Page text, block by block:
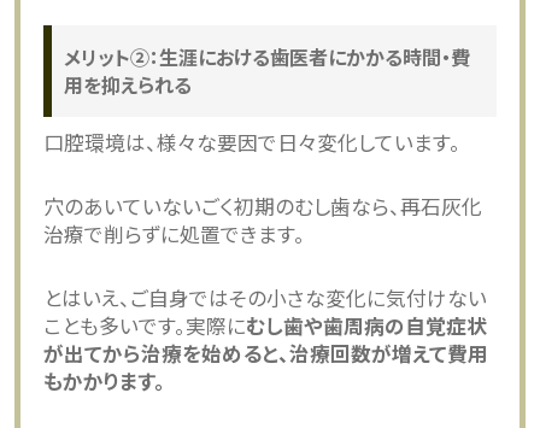
メリット②：生涯における歯医者にかかる時間・費
用を抑えられる
口腔環境は、様々な要因で日々変化しています。
穴のあいていないごく初期のむし歯なら、再石灰化
治療で削らずに処置できます。
とはいえ、ご自身ではその小さな変化に気付けない
ことも多いです。実際にむし歯や歯周病の自覚症状
が出てから治療を始めると、治療回数が増えて費用
もかかります。